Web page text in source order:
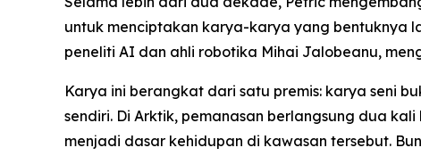
untuk menciptakan karya-karya yang bentuknya
peneliti AI dan ahli robotika Mihai Jalobeanu,
Karya ini berangkat dari satu premis: karya seni
sendiri. Di Arktik, pemanasan berlangsung dua
menjadi dasar kehidupan di kawasan tersebut.